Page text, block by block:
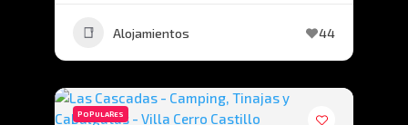
Alojamientos 44
POPULARES